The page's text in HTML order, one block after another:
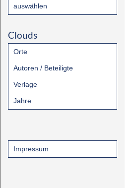
auswählen
Clouds
Orte
Autoren / Beteiligte
Verlage
Jahre
Impressum